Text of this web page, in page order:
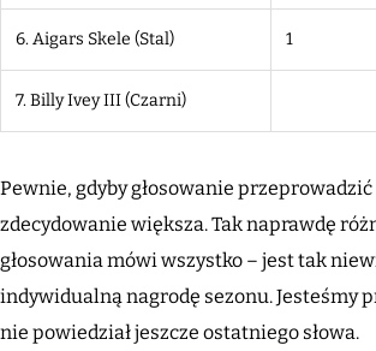
6. Aigars Skele (Stal) 1
7. Billy Ivey III(Czarni)
Pewnie, gdyby głosowanie
zdecydowanie większa. Tak naprawdę
głosowania mówi wszystko – jest tak
indywidualną nagrodę sezonu. Jesteśmy
nie powiedział jeszcze ostatniego słowa.